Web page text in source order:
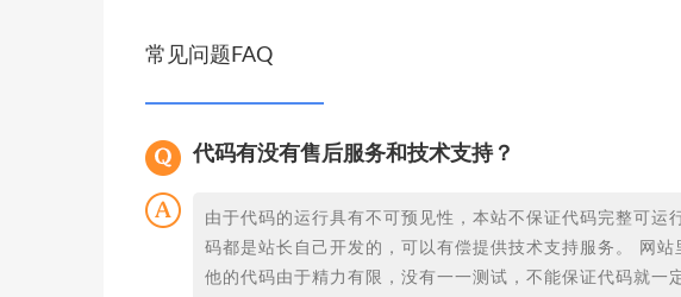
常见问题FAQ
代码有没有售后服务和技术支持？
由于代码的运行具有不可预见性，本站不保证代码完整可运
码都是站长自己开发的，可以有偿提供技术支持服务。 网
他的代码由于精力有限，没有一一测试，不能保证代码就一